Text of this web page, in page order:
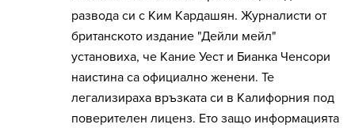
развода си с Ким Кардашян. Журналисти от
британското издание "Дейли мейл"
установиха, че Кание Уест и Бианка Ченсори
наистина са официално женени. Те
легализираха връзката си в Калифорния под
поверителен лиценз. Ето защо информацията